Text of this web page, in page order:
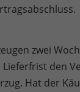
zwei
den
Hat der